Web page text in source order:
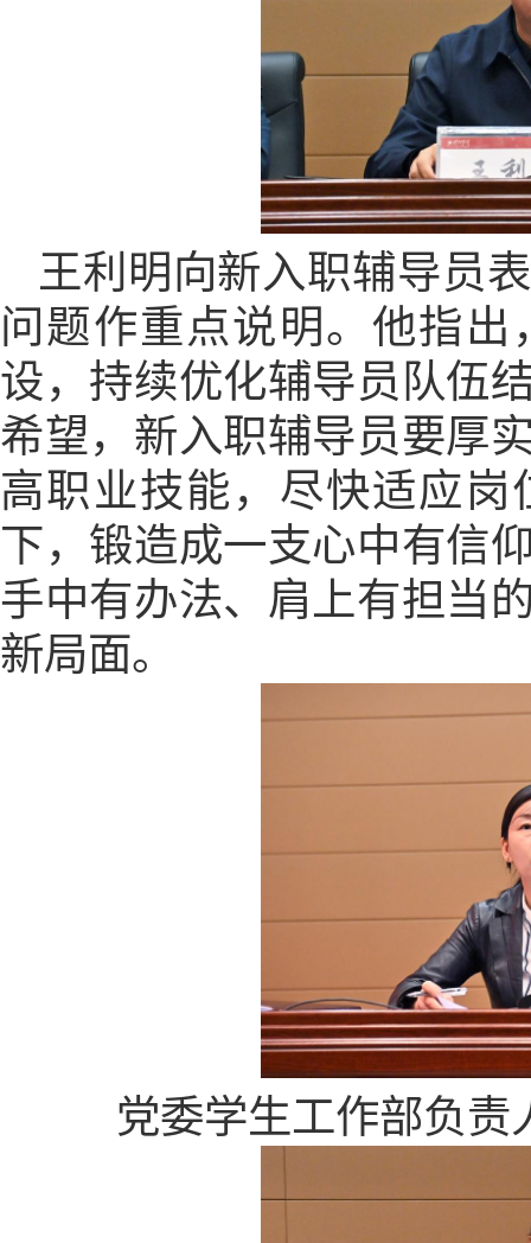
王利明向新入职辅导员
问题作重点说明。他指
设，持续优化辅导员队伍
希望，新入职辅导员要厚
高职业技能，尽快适应
下，锻造成一支心中有信
手中有办法、肩上有担当
新局面。
党委学生工作部负责